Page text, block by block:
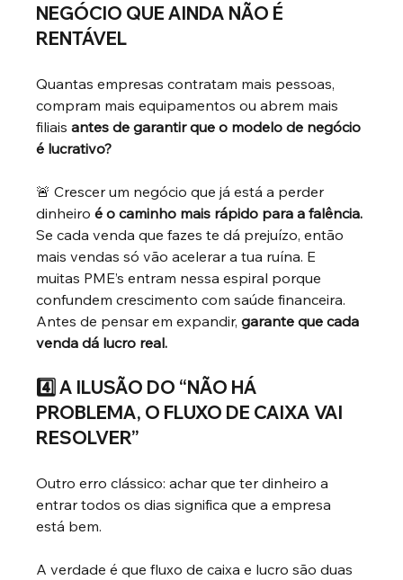
NEGÓCIO QUE AINDA NÃO É
RENTÁVEL
Quantas empresas contratam mais pessoas,
compram mais equipamentos ou abrem mais
filiais antes de garantir que o modelo de negócio
é lucrativo?
🚨 Crescer um negócio que já está a perder
dinheiro é o caminho mais rápido para a falência.
Se cada venda que fazes te dá prejuízo, então
mais vendas só vão acelerar a tua ruína. E
muitas PME’s entram nessa espiral porque
confundem crescimento com saúde financeira.
Antes de pensar em expandir, garante que cada
venda dá lucro real.
4️⃣ A ILUSÃO DO “NÃO HÁ
PROBLEMA, O FLUXO DE CAIXA VAI
RESOLVER”
Outro erro clássico: achar que ter dinheiro a
entrar todos os dias significa que a empresa
está bem.
A verdade é que fluxo de caixa e lucro são duas